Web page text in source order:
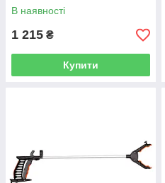
В наявності
1 215 ₴
Купити